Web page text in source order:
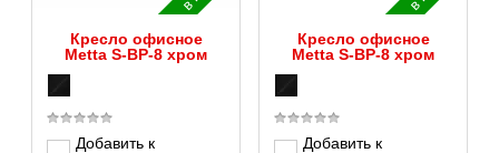
Кресло офисное
Metta S-ВP-8 хром
Добавить к
Кресло офисное
Metta S-ВР-8 хром
Добавить к